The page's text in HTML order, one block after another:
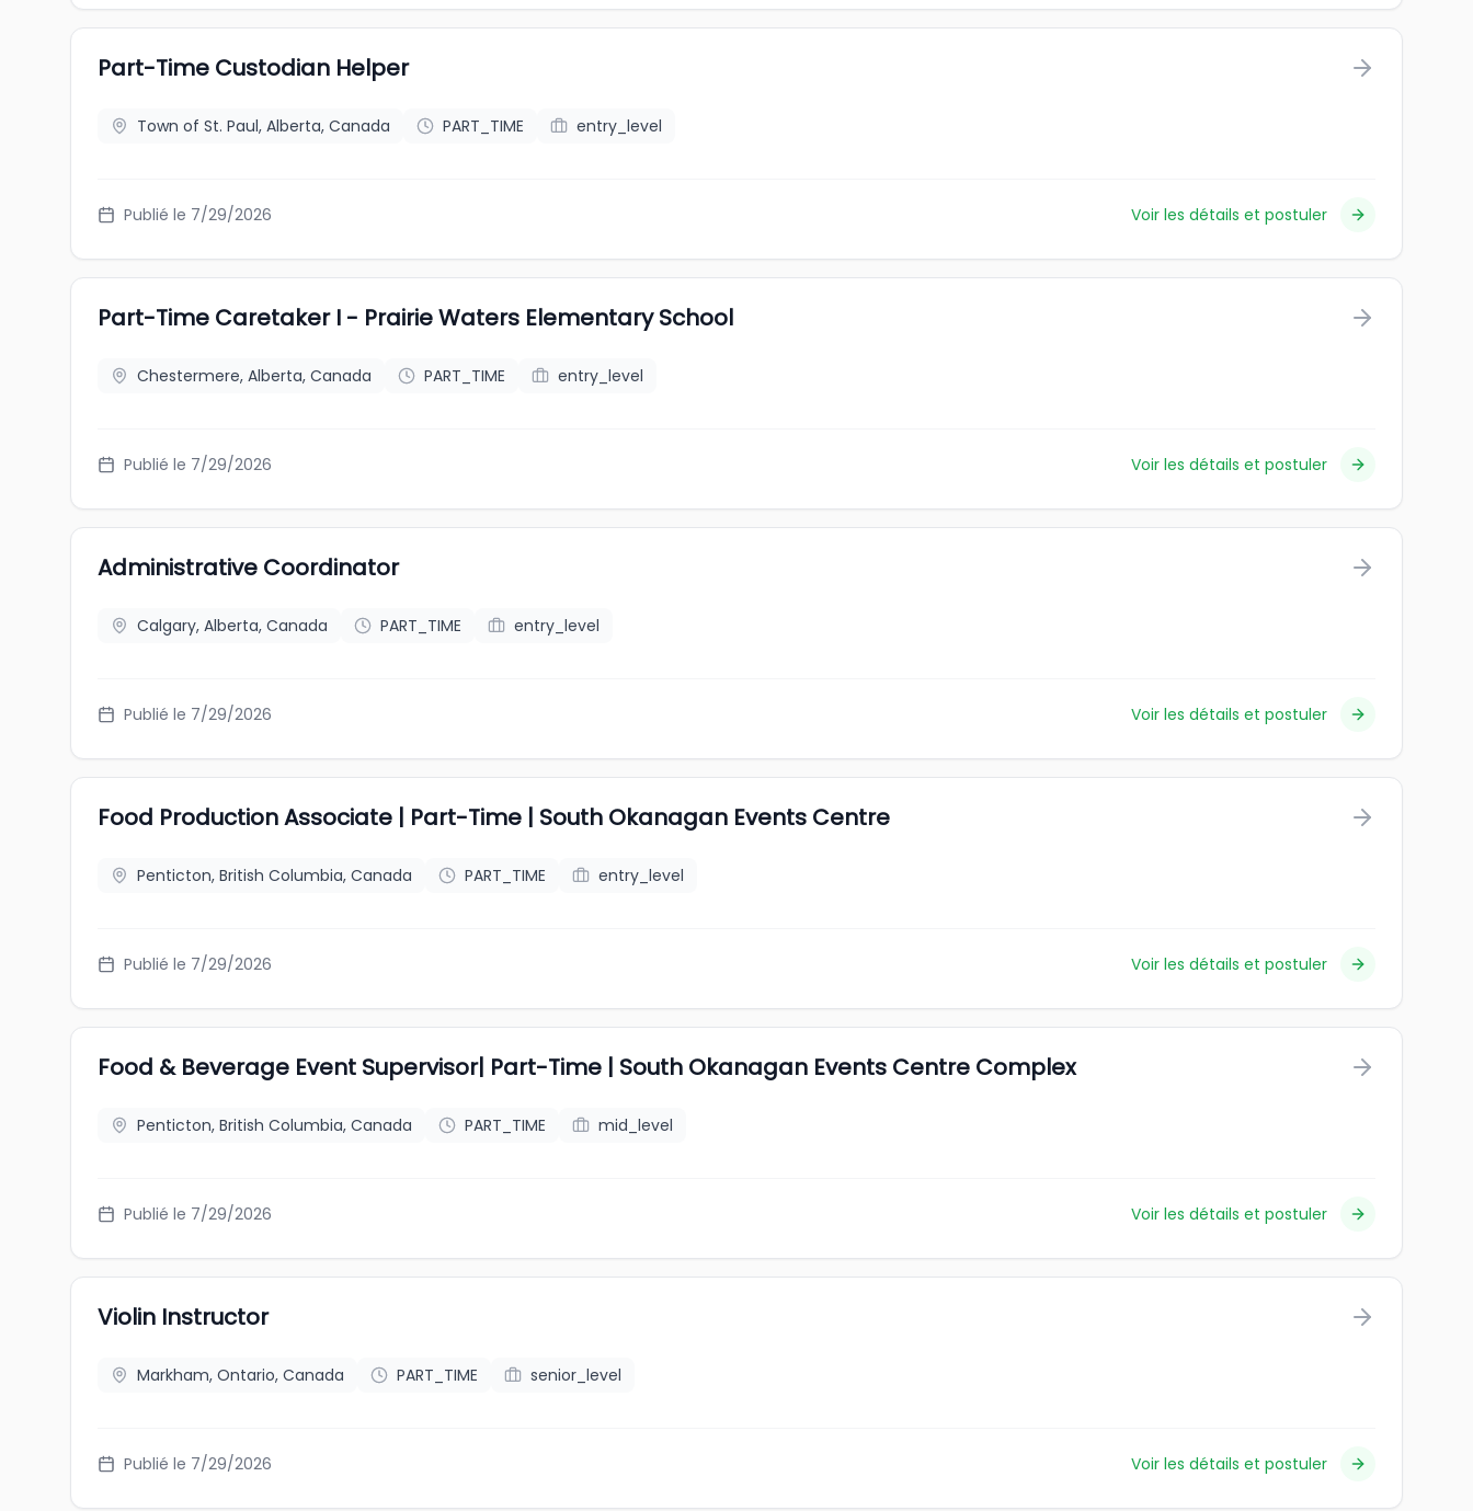
Part-Time Custodian Helper
Town of St. Paul, Alberta, Canada PART_TIME entry_level
Publié le 7/29/2026 Voir les détails et postuler
Part-Time Caretaker I - Prairie Waters Elementary School
Chestermere, Alberta, Canada PART_TIME entry_level
Publié le 7/29/2026 Voir les détails et postuler
Administrative Coordinator
Calgary, Alberta, Canada PART_TIME entry_level
Publié le 7/29/2026 Voir les détails et postuler
Food Production Associate | Part-Time | South Okanagan Events Centre
Penticton, British Columbia, Canada PART_TIME entry_level
Publié le 7/29/2026 Voir les détails et postuler
Food & Beverage Event Supervisor| Part-Time | South Okanagan Events Centre Complex
Penticton, British Columbia, Canada PART_TIME mid_level
Publié le 7/29/2026 Voir les détails et postuler
Violin Instructor
Markham, Ontario, Canada PART_TIME senior_level
Publié le 7/29/2026 Voir les détails et postuler